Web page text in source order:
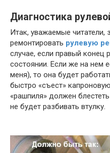
Диагностика
Итак, уважаемые читатели,
ремонтировать рулевую
случае, если правый конец
состоянии. Если же на нем
меня), то она будет
быстро «съест»
«рашпиля» должен
не будет разбивать втулку.